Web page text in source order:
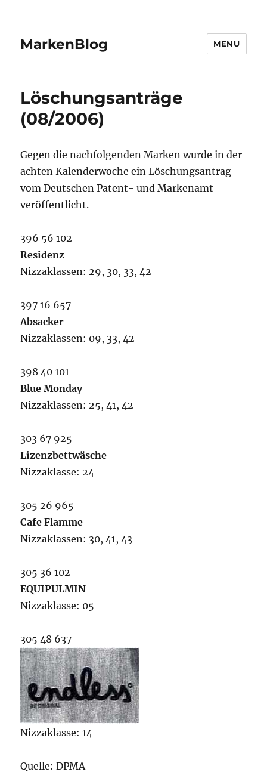
MarkenBlog MENU
Löschungsanträge
(08/2006)
Gegen die nachfolgenden Marken wurde in der
achten Kalenderwoche ein Löschungsantrag
vom Deutschen Patent- und Markenamt
veröffentlicht.
396 56 102
Residenz
Nizzaklassen: 29, 30, 33, 42
397 16 657
Absacker
Nizzaklassen: 09, 33, 42
398 40 101
Blue Monday
Nizzaklassen: 25, 41, 42
303 67 925
Lizenzbettwäsche
Nizzaklasse: 24
305 26 965
Cafe Flamme
Nizzaklassen: 30, 41, 43
305 36 102
EQUIPULMIN
Nizzaklasse: 05
305 48 637
Nizzaklasse: 14
Quelle: DPMA